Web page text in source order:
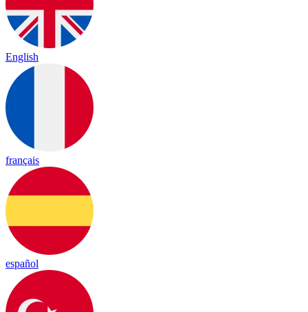
English
français
español